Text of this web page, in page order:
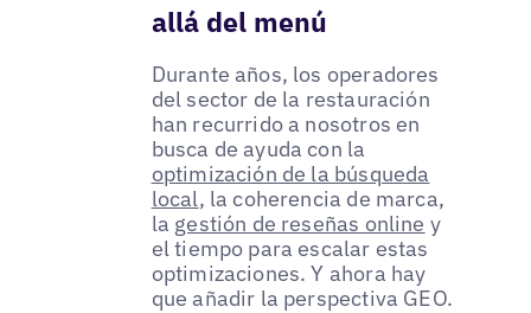
allá del menú
Durante años, los operadores
del sector de la restauración
han recurrido a nosotros en
busca de ayuda con la
optimización de la búsqueda
local, la coherencia de marca,
la gestión de reseñas online y
el tiempo para escalar estas
optimizaciones. Y ahora hay
que añadir la perspectiva GEO.